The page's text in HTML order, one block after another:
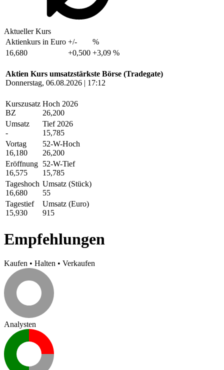
Aktueller Kurs
Aktienkurs in Euro +/-
%
16,680
+0,500 +3,09 %
Aktien Kurs umsatzstärkste Börse (Tradegate)
Donnerstag, 06.08.2026 | 17:12
Kurszusatz
BZ
Hoch 2026
26,200
Umsatz
-
Tief 2026
15,785
Vortag
16,180
52-W-Hoch
26,200
Eröffnung
16,575
52-W-Tief
15,785
Tageshoch
16,680
Umsatz (Stück)
55
Tagestief
15,930
Umsatz (Euro)
915
Empfehlungen
Kaufen • Halten • Verkaufen
Analysten